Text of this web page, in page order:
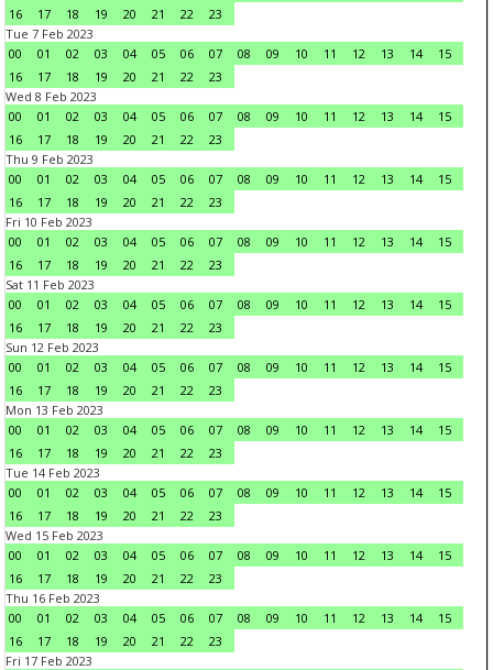
16
17 18 19 20 21 22
23
Tue 7 Feb 2023
00
01 02 03 04 05 06 07 08 09 10 11 12 13 14
15
16
17 18 19 20 21 22
23
Wed 8 Feb 2023
00
01 02 03 04 05 06 07 08 09 10 11 12 13 14
15
16
17 18 19 20 21 22
23
Thu 9 Feb 2023
00
01 02 03 04 05 06 07 08 09 10 11 12 13 14
15
16
17 18 19 20 21 22
23
Fri 10 Feb 2023
00
01 02 03 04 05 06 07 08 09 10 11 12 13 14
15
16
17 18 19 20 21 22
23
Sat 11 Feb 2023
00
01 02 03 04 05 06 07 08 09 10 11 12 13 14
15
16
17 18 19 20 21 22
23
Sun 12 Feb 2023
00
01 02 03 04 05 06 07 08 09 10 11 12 13 14
15
16
17 18 19 20 21 22
23
Mon 13 Feb 2023
00
01 02 03 04 05 06 07 08 09 10 11 12 13 14
15
16
17 18 19 20 21 22
23
Tue 14 Feb 2023
00
01 02 03 04 05 06 07 08 09 10 11 12 13 14
15
16
17 18 19 20 21 22
23
Wed 15 Feb 2023
00
01 02 03 04 05 06 07 08 09 10 11 12 13 14
15
16
17 18 19 20 21 22
23
Thu 16 Feb 2023
00
01 02 03 04 05 06 07 08 09 10 11 12 13 14
15
16
17 18 19 20 21 22
23
Fri 17 Feb 2023